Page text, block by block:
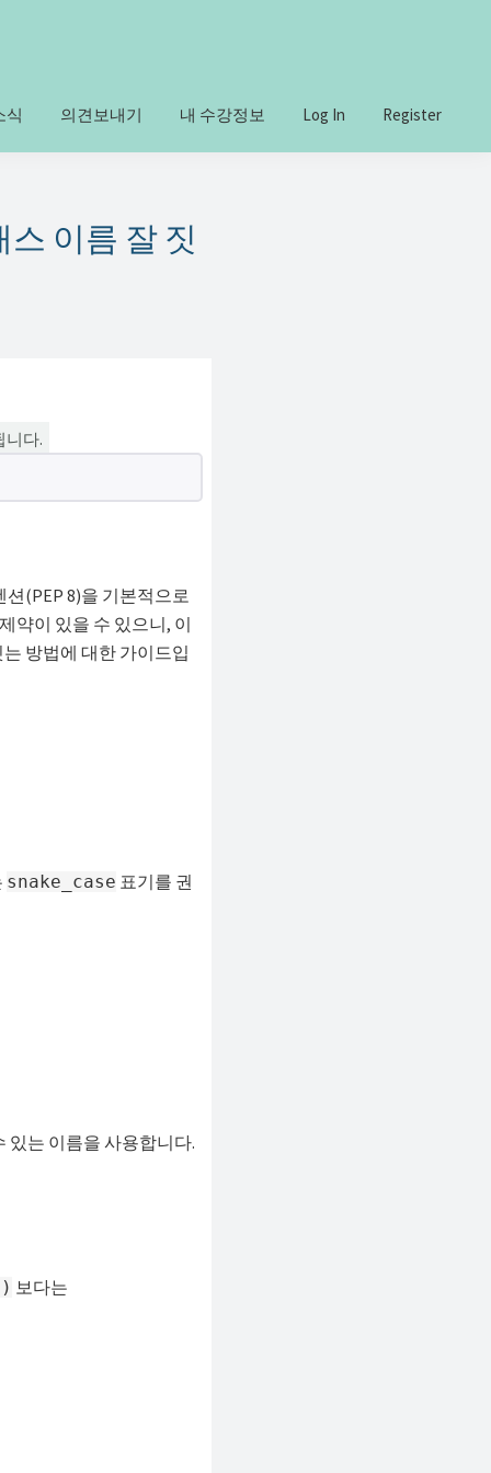
식 의견보내기 내 수강정보 Log In Register
이름 잘 짓
니다.
(PEP 8)을 기본적으로
약이 있을 수 있으니, 이
는 방법에 대한 가이드입
snake_case 표기를 권
있는 이름을 사용합니다.
보다는